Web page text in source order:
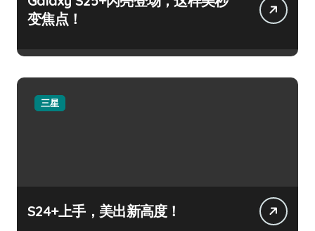
变焦点！
三星
S24+上手，美出新高度！